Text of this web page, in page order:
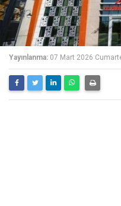
Yayınlanma: 07 Mart 2026